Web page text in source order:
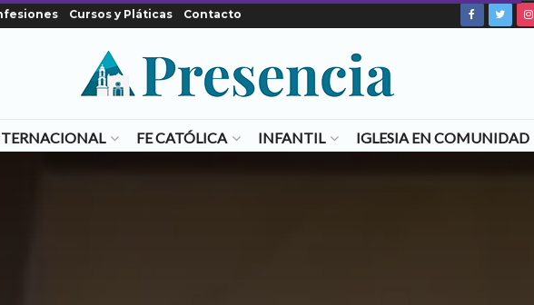
Cursos y Pláticas Contacto
FE CATÓLICA INFANTIL IGLESIA EN COMUNIDAD